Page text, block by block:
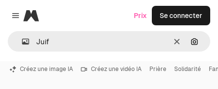
Close menu
Magnific
Effacer
Prix Se connecter
Créez une image IA Créez une vidéo IA Prière Solidarité